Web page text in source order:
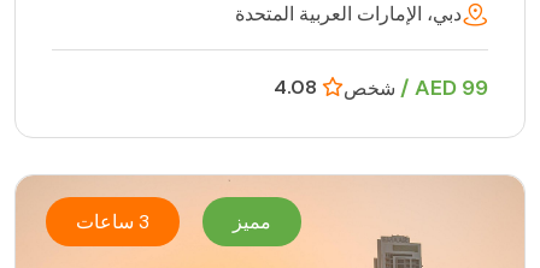
دبي، الإمارات العربية المتحدة
99 AED / شخص
مميز 3 ساعات